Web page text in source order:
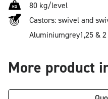
80 kg/level
Castors: swivel and
Aluminiumgrey1,25 &
More product